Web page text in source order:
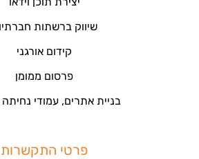
שיווק ברשתות
קידום אורגני
פרסום ממומן
בניית אתרים, עמודי נחיתה
פרטי התקשרות